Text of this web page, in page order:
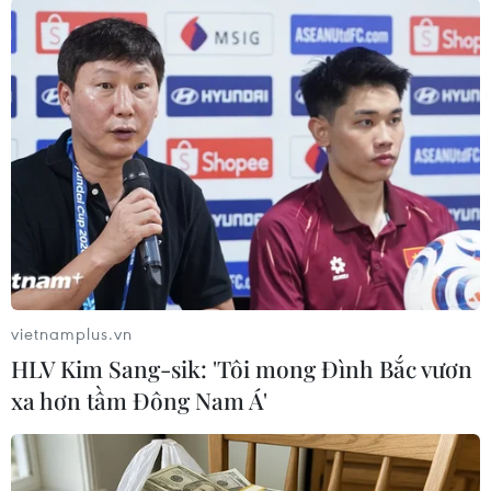
Mai Phương đã mang tới cuộc nguồn năng lượng tích cực nhất
Trên livestream của mình, Miss World
Philippines cũng dành nhiều “lời có cánh” cho
Mai Phương. “Thật đáng kinh ngạc về đại diện
Việt Nam. Các bạn biết đấy, cô ấy là người cuối
vietnamplus.vn
HLV Kim Sang-sik: 'Tôi mong Đình Bắc vươn
xa hơn tầm Đông Nam Á'